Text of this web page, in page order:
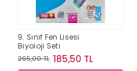
9. Sınıf Fen Lisesi
Biyoloji Seti
265,00 TL 185,50 TL